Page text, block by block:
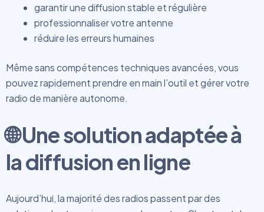
garantir une diffusion stable et régulière
professionnaliser votre antenne
réduire les erreurs humaines
Même sans compétences techniques avancées, vous
pouvez rapidement prendre en main l’outil et gérer votre
radio de manière autonome.
🌐 Une solution adaptée à
la diffusion en ligne
Aujourd’hui, la majorité des radios passent par des